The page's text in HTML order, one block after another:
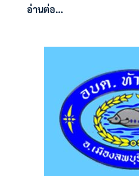
อ่านต่อ…